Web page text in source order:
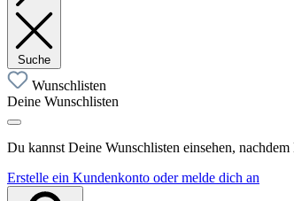
Suche
Wunschlisten
Deine Wunschlisten
Du kannst Deine Wunschlisten einsehen,
Erstelle ein Kundenkonto oder melde dich an